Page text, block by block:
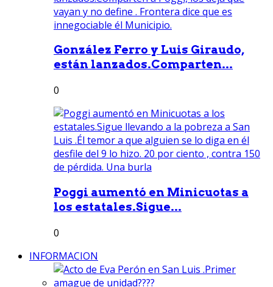
González Ferro y Luis Giraudo,
están lanzados.Comparten...
0
Poggi aumentó en Minicuotas a
los estatales.Sigue...
0
INFORMACION